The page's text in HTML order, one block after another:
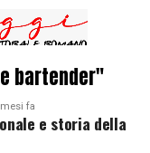
bartender"
fa
e storia della